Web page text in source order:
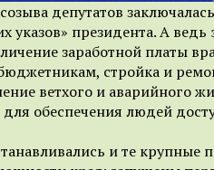
депутатов заключалась
указов» президента. А ведь
заработной платы
стройка и
ветхого и аварийного
обеспечения людей
и те крупные